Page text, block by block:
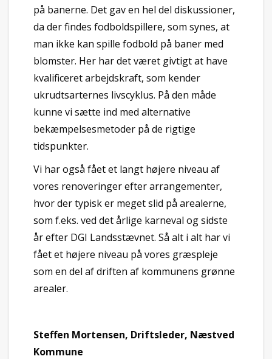
på banerne. Det gav en hel del diskussioner,
da der findes fodboldspillere, som synes, at
man ikke kan spille fodbold på baner med
blomster. Her har det været givtigt at have
kvalificeret arbejdskraft, som kender
ukrudtsarternes livscyklus. På den måde
kunne vi sætte ind med alternative
bekæmpelsesmetoder på de rigtige
tidspunkter.
Vi har også fået et langt højere niveau af
vores renoveringer efter arrangementer,
hvor der typisk er meget slid på arealerne,
som f.eks. ved det årlige karneval og sidste
år efter DGI Landsstævnet. Så alt i alt har vi
fået et højere niveau på vores græspleje
som en del af driften af kommunens grønne
arealer.
Steffen Mortensen, Driftsleder, Næstved
Kommune